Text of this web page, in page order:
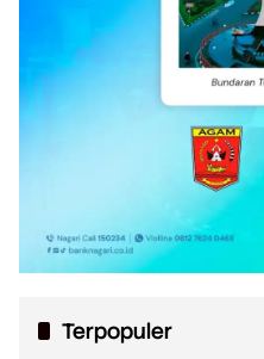
Terpopuler